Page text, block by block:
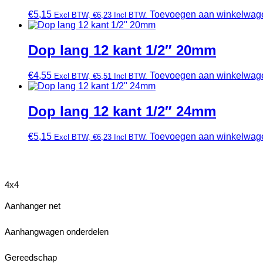
€5,15 Excl BTW, €6,23 Incl BTW. Toevoegen aan
Dop lang 12 kant 1/2″ 20mm
€4,55 Excl BTW, €5,51 Incl BTW. Toevoegen aan
Dop lang 12 kant 1/2″ 24mm
€5,15 Excl BTW, €6,23 Incl BTW. Toevoegen aan
4x4
Aanhanger net
Aanhangwagen onderdelen
Gereedschap